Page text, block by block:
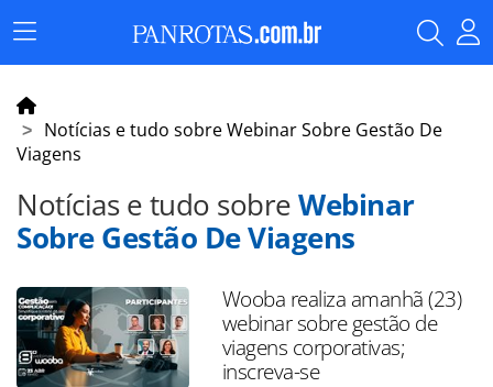
Menu
Principal
Notícias e tudo sobre Webinar Sobre Gestão De
Viagens
Notícias e tudo sobreWebinar
Sobre Gestão De Viagens
Wooba realiza amanhã (23)
webinar sobre gestão de
viagens corporativas;
inscreva-se